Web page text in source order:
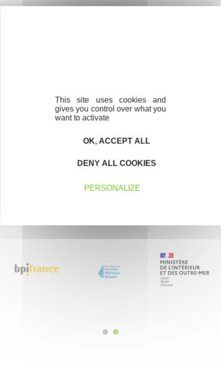
Trouvez à qui vous adresser
Créateurs, repreneurs, vos interlocuteurs en
This site uses cookies and
gives you control over what you
want to activate
OK, ACCEPT ALL
DENY ALL COOKIES
PERSONALIZE